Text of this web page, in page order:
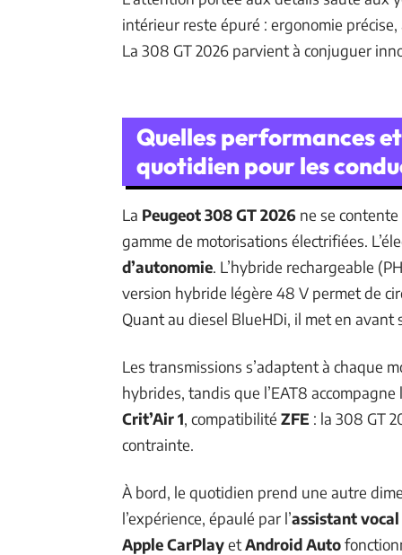
intérieur reste épuré : ergonomie
La 308 GT 2026 parvient à conjuguer
Quelles performances
quotidien pour les
La Peugeot 308 GT 2026 ne se
gamme de motorisations électrifiées.
d’autonomie. L’hybride rechargeable
version hybride légère 48 V permet de
Quant au diesel BlueHDi, il met en avant
Les transmissions s’adaptent à chaque
hybrides, tandis que l’EAT8
Crit’Air 1, compatibilité ZFE : la 308 GT
contrainte.
À bord, le quotidien prend une autre
l’expérience, épaulé par l’assistant vocal
Apple CarPlayetAndroid Auto